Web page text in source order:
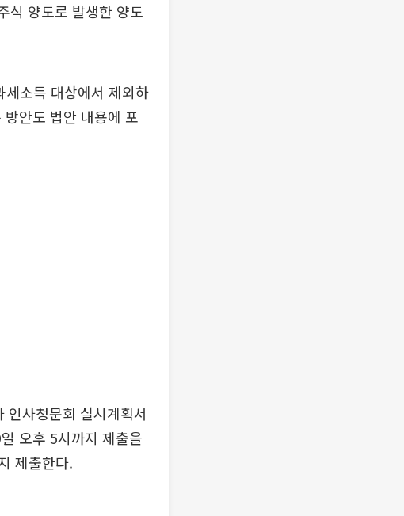
식 양도로 발생한 양도
소득 대상에서 제외하
안도 법안 내용에 포
사청문회 실시계획서
오후 5시까지 제출을
제출한다.